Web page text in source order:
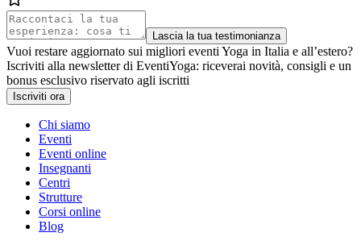
Lascia la tua testimonianza
Vuoi restare aggiornato sui migliori eventi Yoga in Italia e all’estero?
Iscriviti alla newsletter di EventiYoga: riceverai novità, consigli e un
bonus esclusivo riservato agli iscritti
Iscriviti ora
Chi siamo
Eventi
Eventi online
Insegnanti
Centri
Strutture
Corsi online
Blog